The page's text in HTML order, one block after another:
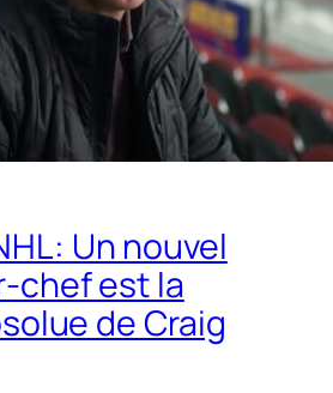
Un nouvel
chef est la
de Craig